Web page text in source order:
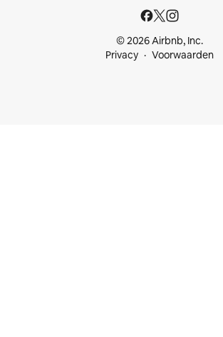
© 2026 Airbnb, Inc.
Privacy
Voorwaarden